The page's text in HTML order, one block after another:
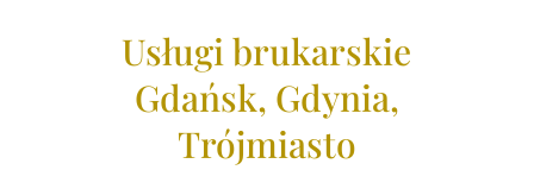
Usługi brukarskie
Gdańsk, Gdynia,
Trójmiasto